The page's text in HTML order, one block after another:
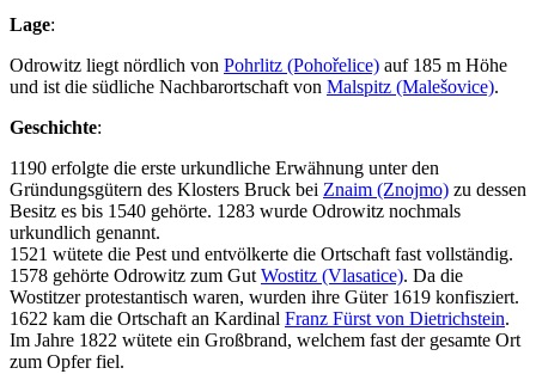
Lage:
Odrowitz liegt nördlich von Pohrlitz (Pohořelice) auf 185 m Höhe
und ist die südliche Nachbarortschaft von Malspitz (Malešovice).
Geschichte:
1190 erfolgte die erste urkundliche Erwähnung unter den
Gründungsgütern des Klosters Bruck bei Znaim (Znojmo) zu dessen
Besitz es bis 1540 gehörte. 1283 wurde Odrowitz nochmals
urkundlich genannt.
1521 wütete die Pest und entvölkerte die Ortschaft fast vollständig.
1578 gehörte Odrowitz zum Gut Wostitz (Vlasatice). Da die
Wostitzer protestantisch waren, wurden ihre Güter 1619 konfisziert.
1622 kam die Ortschaft an Kardinal Franz Fürst von Dietrichstein.
Im Jahre 1822 wütete ein Großbrand, welchem fast der gesamte Ort
zum Opfer fiel.